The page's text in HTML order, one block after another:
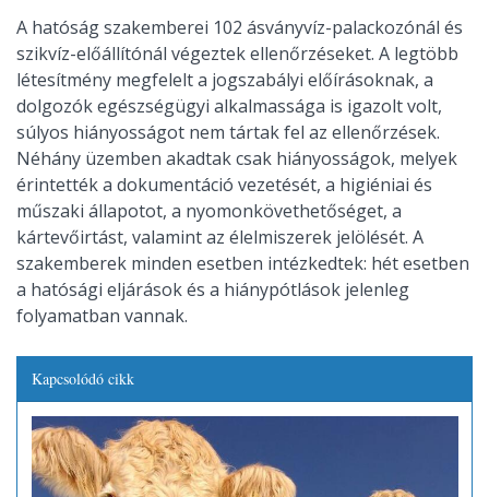
A hatóság szakemberei 102 ásványvíz-palackozónál és
szikvíz-előállítónál végeztek ellenőrzéseket. A legtöbb
létesítmény megfelelt a jogszabályi előírásoknak, a
dolgozók egészségügyi alkalmassága is igazolt volt,
súlyos hiányosságot nem tártak fel az ellenőrzések.
Néhány üzemben akadtak csak hiányosságok, melyek
érintették a dokumentáció vezetését, a higiéniai és
műszaki állapotot, a nyomonkövethetőséget, a
kártevőirtást, valamint az élelmiszerek jelölését. A
szakemberek minden esetben intézkedtek: hét esetben
a hatósági eljárások és a hiánypótlások jelenleg
folyamatban vannak.
Kapcsolódó cikk